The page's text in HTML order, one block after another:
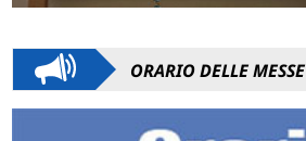
ORARIO DELLE MESSE